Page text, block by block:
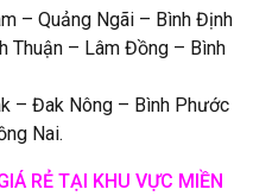
– Quảng Ngãi – Bình Định
Thuận – Lâm Đồng – Bình
– Đak Nông – Bình Phước
Nai.
RẺ TẠI KHU VỰC MIỀN